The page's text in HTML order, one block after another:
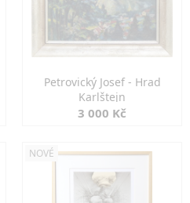
Petrovický Josef - Hrad
Karlštejn
3 000 Kč
NOVÉ